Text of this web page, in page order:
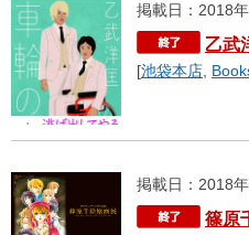
掲載日：2018
乙武
[池袋本店
掲載日：2018
篠原